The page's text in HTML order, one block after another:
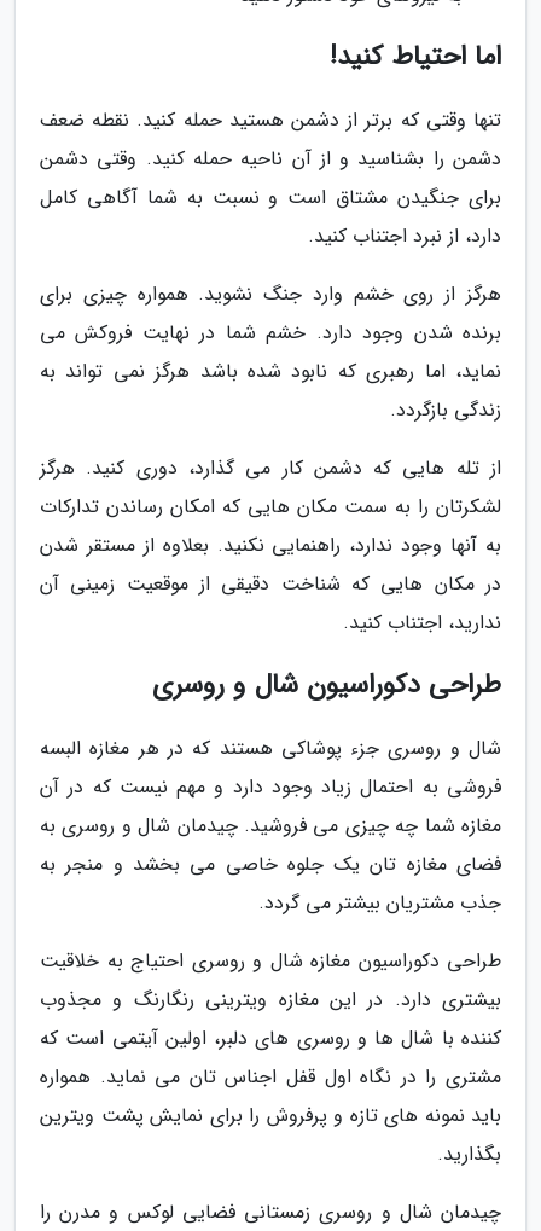
اما احتیاط کنید!
تنها وقتی که برتر از دشمن هستید حمله کنید. نقطه ضعف
دشمن را بشناسید و از آن ناحیه حمله کنید. وقتی دشمن
برای جنگیدن مشتاق است و نسبت به شما آگاهی کامل
دارد، از نبرد اجتناب کنید.
هرگز از روی خشم وارد جنگ نشوید. همواره چیزی برای
برنده شدن وجود دارد. خشم شما در نهایت فروکش می
نماید، اما رهبری که نابود شده باشد هرگز نمی تواند به
زندگی بازگردد.
از تله هایی که دشمن کار می گذارد، دوری کنید. هرگز
لشکرتان را به سمت مکان هایی که امکان رساندن تدارکات
به آنها وجود ندارد، راهنمایی نکنید. بعلاوه از مستقر شدن
در مکان هایی که شناخت دقیقی از موقعیت زمینی آن
ندارید، اجتناب کنید.
طراحی دکوراسیون شال و روسری
شال و روسری جزء پوشاکی هستند که در هر مغازه البسه
فروشی به احتمال زیاد وجود دارد و مهم نیست که در آن
مغازه شما چه چیزی می فروشید. چیدمان شال و روسری به
فضای مغازه تان یک جلوه خاصی می بخشد و منجر به
جذب مشتریان بیشتر می گردد.
طراحی دکوراسیون مغازه شال و روسری احتیاج به خلاقیت
بیشتری دارد. در این مغازه ویترینی رنگارنگ و مجذوب
کننده با شال ها و روسری های دلبر، اولین آیتمی است که
مشتری را در نگاه اول قفل اجناس تان می نماید. همواره
باید نمونه های تازه و پرفروش را برای نمایش پشت ویترین
بگذارید.
چیدمان شال و روسری زمستانی فضایی لوکس و مدرن را